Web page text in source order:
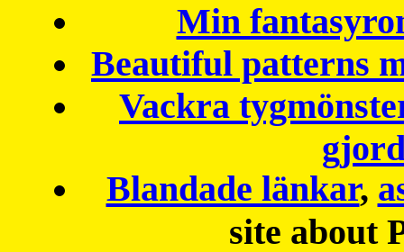
Min
Beautiful patterns
Vackra
Blandade länkar,
site about